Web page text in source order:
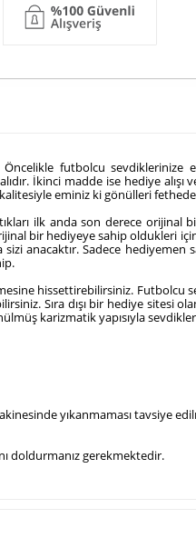
futbolcu sevdiklerinize
İkinci madde ise hediye alışı
eminiz ki gönülleri
ilk anda son derece orijinal
bir hediyeye sahip oldukleri
anacaktır. Sadece hediyemen
hissettirebilirsiniz. Futbolcu
Sıra dışı bir hediye sitesi
karizmatik yapısıyla
yıkanmaması tavsiye
doldurmanız gerekmektedir.